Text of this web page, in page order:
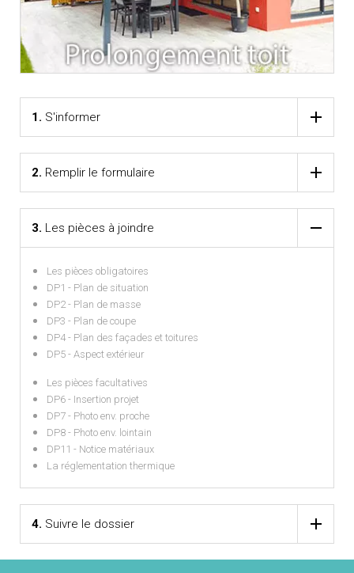
1. S'informer
2. Remplir le formulaire
3. Les pièces à joindre
Les pièces obligatoires
DP1 - Plan de situation
DP2 - Plan de masse
DP3 - Plan de coupe
DP4 - Plan des façades et toitures
DP5 - Aspect extérieur
Les pièces facultatives
DP6 - Insertion projet
DP7 - Photo env. proche
DP8 - Photo env. lointain
DP11 - Notice matériaux
La réglementation thermique
4. Suivre le dossier